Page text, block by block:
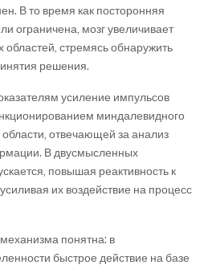
В то время как посторонняя
ограничена, мозг увеличивает
стремясь обнаружить
решения.
усиление импульсов
миндалевидного
отвечающей за анализ
В двусмысленных
повышая реактивность к
их воздействие на процесс
понятна: в
быстрое действие на базе